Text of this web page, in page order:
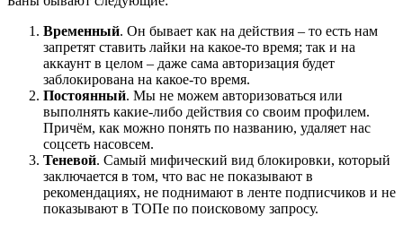
Временный. Он бывает как на действия – то есть нам
запретят ставить лайки на какое-то время; так и на
аккаунт в целом – даже сама авторизация будет
заблокирована на какое-то время.
Постоянный. Мы не можем авторизоваться или
выполнять какие-либо действия со своим профилем.
Причём, как можно понять по названию, удаляет нас
соцсеть насовсем.
Теневой. Самый мифический вид блокировки, который
заключается в том, что вас не показывают в
рекомендациях, не поднимают в ленте подписчиков и не
показывают в ТОПе по поисковому запросу.